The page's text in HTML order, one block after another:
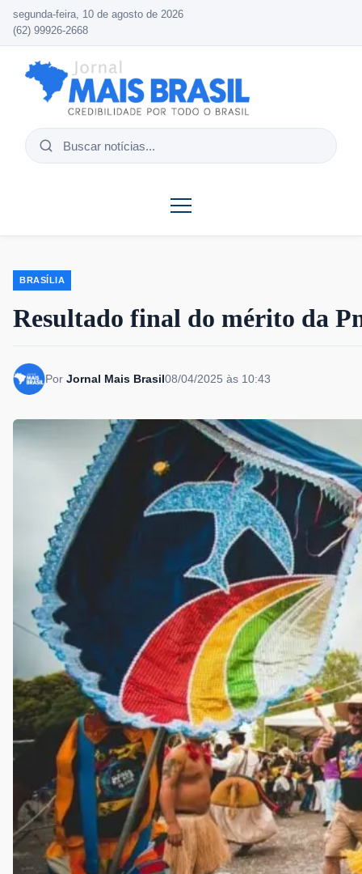
segunda-feira, 10 de agosto de 2026
(62) 99926-2668
Buscar
BRASÍLIA
Resultado final do mérito da
Por Jornal Mais Brasil08/04/2025 às 10:43